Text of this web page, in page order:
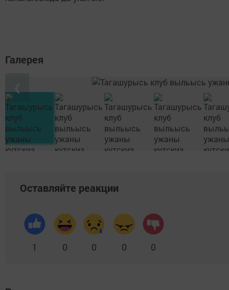
Галерея
Оставляйте реакции
1 0 0 0 0